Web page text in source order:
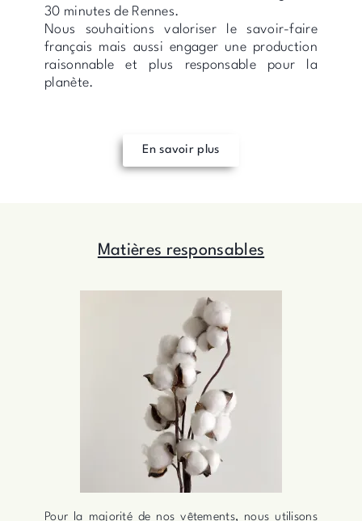
30 minutes de Rennes.
Nous souhaitions valoriser le savoir-faire
français mais aussi engager une production
raisonnable et plus responsable pour la
planète.
En savoir plus
Matières responsables
Pour la majorité de nos vêtements, nous utilisons